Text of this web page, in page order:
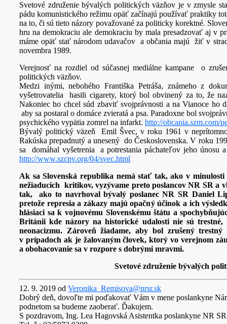
Svetové združenie bývalých politických väzňov je v zmysle
pádu komunistického režimu opäť začínajú používať praktiky
na to, či sú tieto názory považované za politicky korektné.
hru na demokraciu ale demokraciu by mala presadzovať aj v
máme opäť stať národom udavačov a občania majú žiť v
novembra 1989.
Verejnosť na rozdiel od súčasnej mediálne kampane o
politických väzňov.
Medzi inými, nebohého Františka Petráša, známeho z
vyšetrovatelia hasili cigarety, ktorý bol obvinený za to, že
Nakoniec ho chcel súd zbaviť svojprávnosti a na Vianoce ho
aby sa postaral o domáce zvieratá a psa. Paradoxne bol
psychického vypätia zomrel na infarkt. http://obcania.szm.com/
Bývalý politický väzeň Emil Švec, v roku 1961 v
Rakúska prepadnutý a unesený do Československa. V roku
sa domáhal vyšetrenia a potrestania páchateľov jeho
http://www.szcpv.org/04/svec.html
Ak sa Slovenská republika nemá stať tak, ako v
nežiaducich kritikov, vyzývame preto poslancov NR SR a
tak, ako to navrhoval bývalý poslanec NR SR Daniel
pretože represia a zákazy majú opačný účinok a ich
hlásiaci sa k vojnovému Slovenskému štátu a
Británii kde názory na historické udalosti nie sú
neonacizmu. Zároveň žiadame, aby bol zrušený
v prípadoch ak je žalovaným človek, ktorý vo verejnom
a obohacovanie sa v rozpore s dobrými mravmi.
Svetové združenie bývalých
12. 9. 2019 od Veronika_Remisova@nrsr.sk
Dobrý deň, dovoľte mi poďakovať Vám v mene poslankyne
podnetom sa budeme zaoberať. Ďakujem.
S pozdravom, Ing. Lea Hagovská Asistentka poslankyne NR